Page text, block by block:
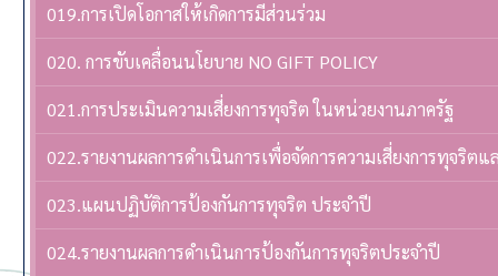
019.การเปิดโอกาสให้เกิดการมีส่วนร่วม
020. การขับเคลื่อนนโยบาย NO GIFT POLICY
021.การประเมินความเสี่ยงการทุจริต ในหน่วยงานภาครัฐ
022.รายงานผลการดำเนินการเพื่อจัดการความเสี่ยงการทุจริ
023.แผนปฏิบัติการป้องกันการทุจริต ประจำปี
024.รายงานผลการดำเนินการป้องกันการทุจริตประจำปี